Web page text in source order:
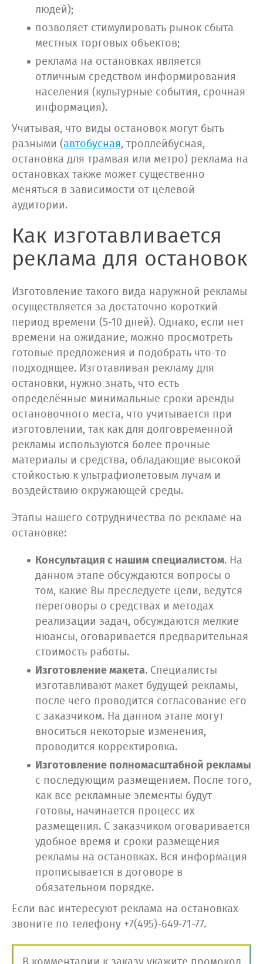
людей);
позволяет стимулировать рынок сбыта
местных торговых объектов;
реклама на остановках является
отличным средством информирования
населения (культурные события, срочная
информация).
Учитывая, что виды остановок могут быть
разными (автобусная, троллейбусная,
остановка для трамвая или метро) реклама на
остановках также может существенно
меняться в зависимости от целевой
аудитории.
Как изготавливается
реклама для остановок
Изготовление такого вида наружной рекламы
осуществляется за достаточно короткий
период времени (5-10 дней). Однако, если нет
времени на ожидание, можно просмотреть
готовые предложения и подобрать что-то
подходящее. Изготавливая рекламу для
остановки, нужно знать, что есть
определённые минимальные сроки аренды
остановочного места, что учитывается при
изготовлении, так как для долговременной
рекламы используются более прочные
материалы и средства, обладающие высокой
стойкостью к ультрафиолетовым лучам и
воздействию окружающей среды.
Этапы нашего сотрудничества по рекламе на
остановке:
Консультация с нашим специалистом. На
данном этапе обсуждаются вопросы о
том, какие Вы преследуете цели, ведутся
переговоры о средствах и методах
реализации задач, обсуждаются мелкие
нюансы, оговаривается предварительная
стоимость работы.
Изготовление макета. Специалисты
изготавливают макет будущей рекламы,
после чего проводится согласование его
с заказчиком. На данном этапе могут
вноситься некоторые изменения,
проводится корректировка.
Изготовление полномасштабной рекламы
с последующим размещением. После того,
как все рекламные элементы будут
готовы, начинается процесс их
размещения. С заказчиком оговаривается
удобное время и сроки размещения
рекламы на остановках. Вся информация
прописывается в договоре в
обязательном порядке.
Если вас интересуют реклама на остановках
звоните по телефону +7(495)-649-71-77.